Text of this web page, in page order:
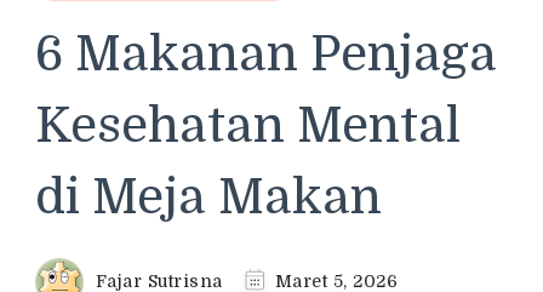
6 Makanan Penjaga
Kesehatan Mental
di Meja Makan
Fajar Sutrisna Maret 5, 2026